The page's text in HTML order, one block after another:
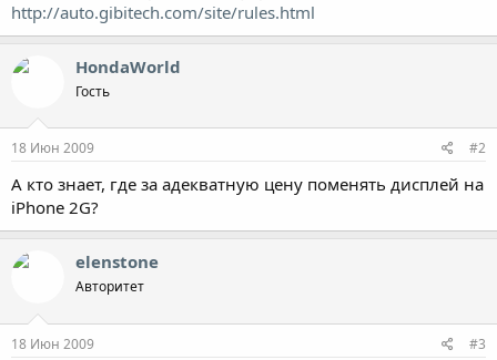
http://auto.gibitech.com/site/rules.html
HondaWorld
Гость
18 Июн 2009 #2
А кто знает, где за адекватную цену поменять дисплей на
iPhone 2G?
elenstone
Авторитет
18 Июн 2009 #3